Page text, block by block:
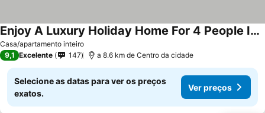
Casa/apartamento inteiro
Enjoy A Luxury Holiday Home For 4 People In The Wooded Nature Of The Veluwe, Featuring Modern Amenities, Air Conditioning, And A Stylish Pergola For O
9,1 Excelente 147 a 8.6 km de Centro da cidade
Selecione as datas para ver os preços
exatos.
Ver preços